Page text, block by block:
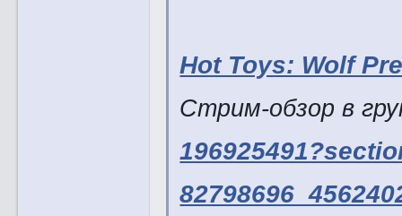
Hot Toys: Wolf
Стрим-обзор в